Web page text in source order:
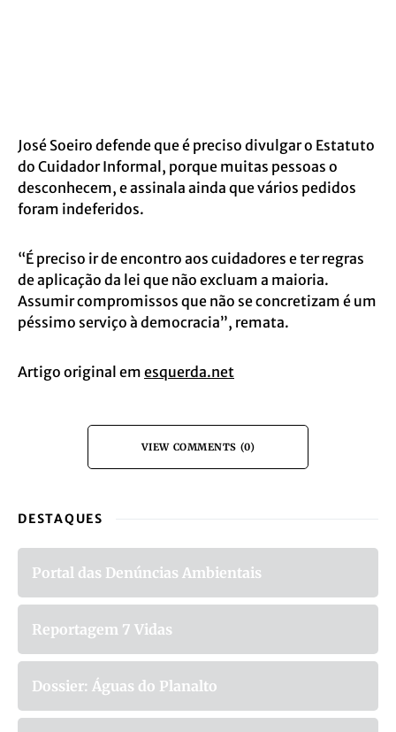
José Soeiro defende que é preciso divulgar o Estatuto
do Cuidador Informal, porque muitas pessoas o
desconhecem, e assinala ainda que vários pedidos
foram indeferidos.
“É preciso ir de encontro aos cuidadores e ter regras
de aplicação da lei que não excluam a maioria.
Assumir compromissos que não se concretizam é um
péssimo serviço à democracia”, remata.
Artigo original em esquerda.net
VIEW COMMENTS (0)
DESTAQUES
Portal das Denúncias Ambientais
Reportagem 7 Vidas
Dossier: Águas do Planalto